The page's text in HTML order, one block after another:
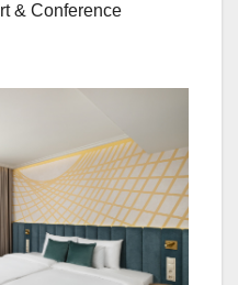
& Conference